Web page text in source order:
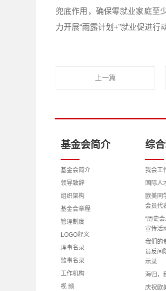
兜底作用，确保零就业家庭至
力开展“雨露计划+”就业促进行
上一篇
基金会简介
基金会简介
领导致辞
组织架构
基金会章程
管理制度
LOGO释义
理事名录
监事名录
工作机构
视 频
综
我会工
国际人
欧美同
会员代
“历史
宣传活
我们
员反间
示录
海归，
庆祝欧